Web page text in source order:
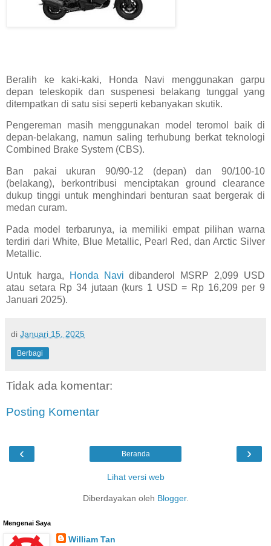
Beralih ke kaki-kaki, Honda Navi menggunakan garpu
depan teleskopik dan suspenesi belakang tunggal yang
ditempatkan di satu sisi seperti kebanyakan skutik.
Pengereman masih menggunakan model teromol baik di
depan-belakang, namun saling terhubung berkat teknologi
Combined Brake System (CBS).
Ban pakai ukuran 90/90-12 (depan) dan 90/100-10
(belakang), berkontribusi menciptakan ground clearance
dukup tinggi untuk menghindari benturan saat bergerak di
medan curam.
Pada model terbarunya, ia memiliki empat pilihan warna
terdiri dari White, Blue Metallic, Pearl Red, dan Arctic Silver
Metallic.
Untuk harga, Honda Navi dibanderol MSRP 2,099 USD
atau setara Rp 34 jutaan (kurs 1 USD = Rp 16,209 per 9
Januari 2025).
di Januari 15, 2025
Berbagi
Tidak ada komentar:
Posting Komentar
‹ ›
Beranda
Lihat versi web
Diberdayakan oleh Blogger.
Mengenai Saya
William Tan